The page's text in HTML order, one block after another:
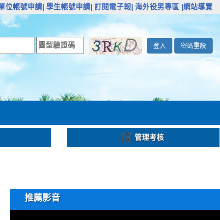
位帳號申請| 學生帳號申請| 訂閱電子報| 海外役男專區 |網站導覽
登入 密碼重設
管理考核
推薦影音